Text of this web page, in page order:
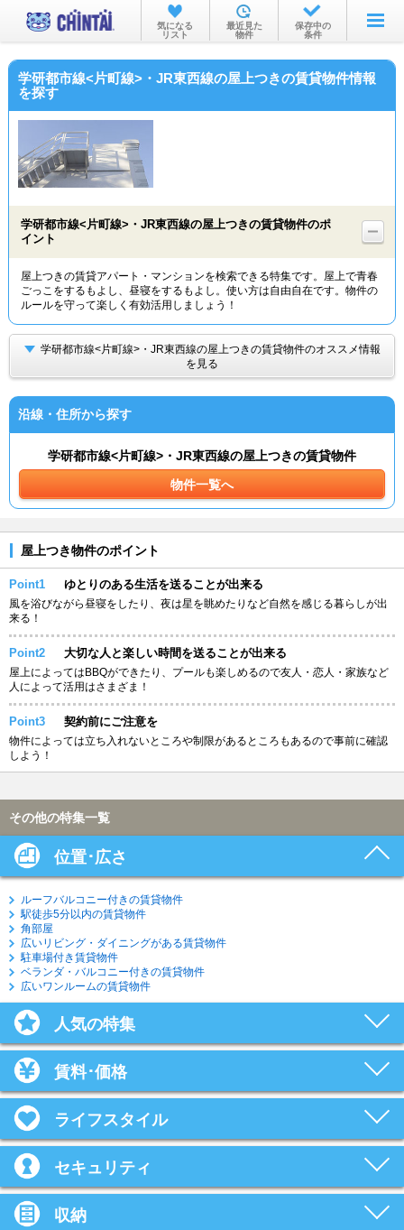
お部屋を探す
沿線・駅から
不動産会社から
気になる
リスト
最近見た
物件
保存中の
条件
学研都市線<片町線>・JR東西線の屋上つきの賃貸物件情報
を探す
学研都市線<片町線>・JR東西線の屋上つきの賃貸物件のポ
イント
屋上つきの賃貸アパート・マンションを検索できる特集です。屋上で青春
ごっこをするもよし、昼寝をするもよし。使い方は自由自在です。物件の
ルールを守って楽しく有効活用しましょう！
学研都市線<片町線>・JR東西線の屋上つきの賃貸物件のオススメ情報
を見る
沿線・住所から探す
学研都市線<片町線>・JR東西線の屋上つきの賃貸物件
物件一覧へ
屋上つき物件のポイント
Point1 ゆとりのある生活を送ることが出来る
風を浴びながら昼寝をしたり、夜は星を眺めたりなど自然を感じる暮らしが出
来る！
Point2 大切な人と楽しい時間を送ることが出来る
屋上によってはBBQができたり、プールも楽しめるので友人・恋人・家族など
人によって活用はさまざま！
Point3 契約前にご注意を
物件によっては立ち入れないところや制限があるところもあるので事前に確認
しよう！
その他の特集一覧
位置･広さ
ルーフバルコニー付きの賃貸物件
駅徒歩5分以内の賃貸物件
角部屋
広いリビング・ダイニングがある賃貸物件
駐車場付き賃貸物件
ベランダ・バルコニー付きの賃貸物件
広いワンルームの賃貸物件
人気の特集
賃料･価格
ライフスタイル
セキュリティ
収納